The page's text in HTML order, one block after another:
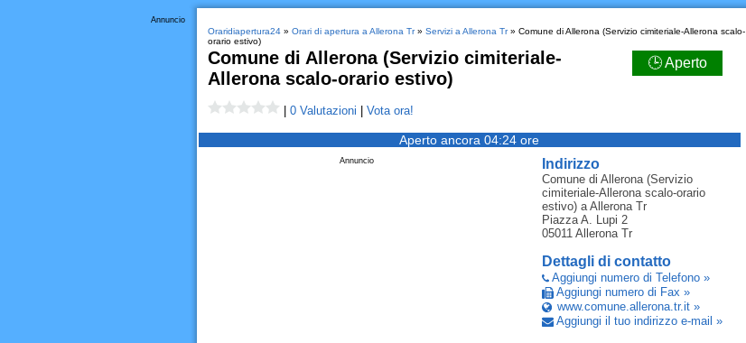
Annuncio
Oraridiapertura24» Orari di apertura a Allerona Tr» Servizi a Allerona Tr» Comune di Allerona (Servizio cimiteriale-Allerona scalo-
orario estivo)
Comune di Allerona (Servizio cimiteriale-
Allerona scalo-orario estivo)
🕒 Aperto
0 Valutazioni Vota ora!
Aperto ancora 04:24 ore
Indirizzo
Comune di Allerona (Servizio
cimiteriale-Allerona scalo-orario
estivo)a Allerona Tr
Piazza A. Lupi 2
05011 Allerona Tr
Dettagli di contatto
Aggiungi numero di Telefono »
Aggiungi numero di Fax »
www.comune.allerona.tr.it »
Aggiungi il tuo indirizzo e-mail »
Annuncio